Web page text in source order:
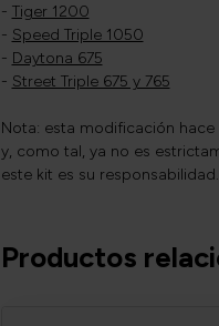
- Tiger 1200
- Speed Triple 1050
- Daytona 675
- Street Triple 675 y 765
Nota: esta modificación
y, como tal, ya no es
este kit es su responsabilidad.
Productos